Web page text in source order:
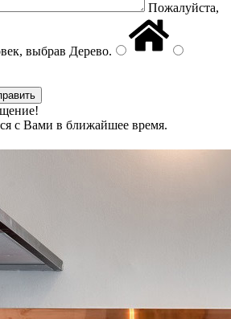
Пожалуйста,
выбрав Дерево.
с Вами в ближайшее время.